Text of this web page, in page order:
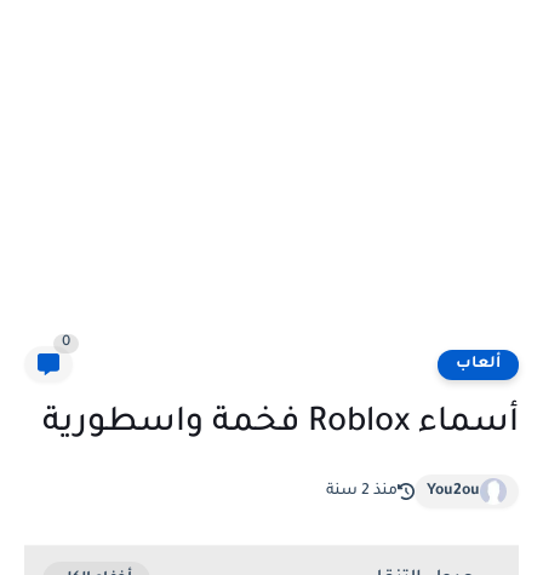
ألعاب
0
أسماء Roblox فخمة واسطورية
You2ou منذ 2 سنة